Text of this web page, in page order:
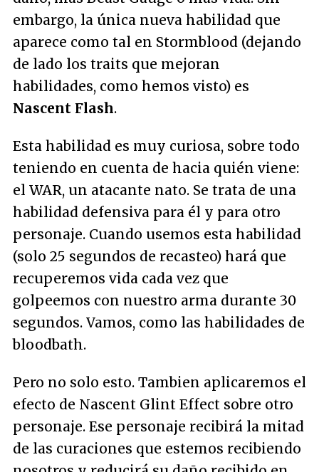
embargo, la única nueva habilidad que
aparece como tal en Stormblood (dejando
de lado los traits que mejoran
habilidades, como hemos visto) es
Nascent Flash.
Esta habilidad es muy curiosa, sobre todo
teniendo en cuenta de hacia quién viene:
el WAR, un atacante nato. Se trata de una
habilidad defensiva para él y para otro
personaje. Cuando usemos esta habilidad
(solo 25 segundos de recasteo) hará que
recuperemos vida cada vez que
golpeemos con nuestro arma durante 30
segundos. Vamos, como las habilidades de
bloodbath.
Pero no solo esto. Tambien aplicaremos el
efecto de Nascent Glint Effect sobre otro
personaje. Ese personaje recibirá la mitad
de las curaciones que estemos recibiendo